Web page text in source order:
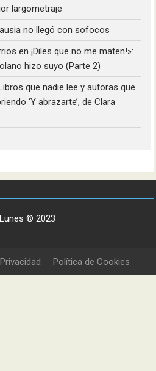
largometraje
no llegó con sofocos
en¡Diles que no me maten!»:
hizo suyo (Parte 2)
que nadie lee y autoras que
‘Y abrazarte’, de Clara
© 2023
Política de Cookies